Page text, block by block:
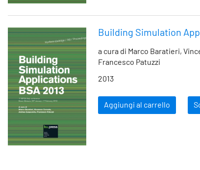
Building Simulation
a cura di Marco Baratieri,
Francesco Patuzzi
2013
Aggiungi al carrello